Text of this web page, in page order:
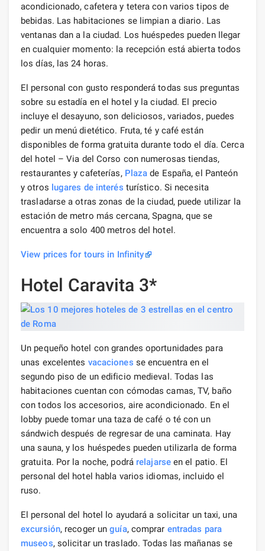
acondicionado, cafetera y tetera con varios tipos de
bebidas. Las habitaciones se limpian a diario. Las
ventanas dan a la ciudad. Los huéspedes pueden llegar
en cualquier momento: la recepción está abierta todos
los días, las 24 horas.
El personal con gusto responderá todas sus preguntas
sobre su estadía en el hotel y la ciudad. El precio
incluye el desayuno, son deliciosos, variados, puedes
pedir un menú dietético. Fruta, té y café están
disponibles de forma gratuita durante todo el día. Cerca
del hotel – Via del Corso con numerosas tiendas,
restaurantes y cafeterías, Plaza de España, el Panteón
y otros lugares de interés turístico. Si necesita
trasladarse a otras zonas de la ciudad, puede utilizar la
estación de metro más cercana, Spagna, que se
encuentra a solo 400 metros del hotel.
View prices for tours in Infinity
Hotel Caravita 3*
Un pequeño hotel con grandes oportunidades para
unas excelentes vacaciones se encuentra en el
segundo piso de un edificio medieval. Todas las
habitaciones cuentan con cómodas camas, TV, baño
con todos los accesorios, aire acondicionado. En el
lobby puede tomar una taza de café o té con un
sándwich después de regresar de una caminata. Hay
una sauna, y los huéspedes pueden utilizarla de forma
gratuita. Por la noche, podrá relajarseen el patio. El
personal del hotel habla varios idiomas, incluido el
ruso.
El personal del hotel lo ayudará a solicitar un taxi, una
excursión, recoger unguía, comprar entradas para
museos, solicitar un traslado. Todas las mañanas se